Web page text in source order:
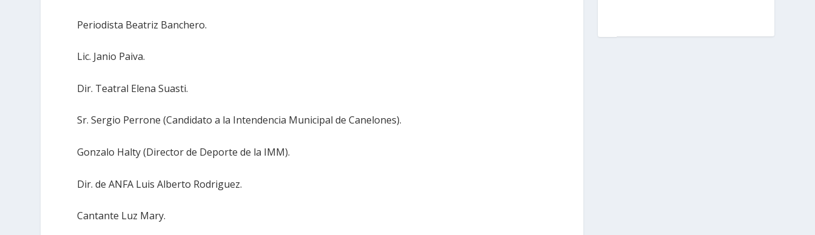
Periodista Beatriz Banchero.
Lic. Janio Paiva.
Dir. Teatral Elena Suasti.
Sr. Sergio Perrone (Candidato a la Intendencia Municipal de Canelones).
Gonzalo Halty (Director de Deporte de la IMM).
Dir. de ANFA Luis Alberto Rodriguez.
Cantante Luz Mary.